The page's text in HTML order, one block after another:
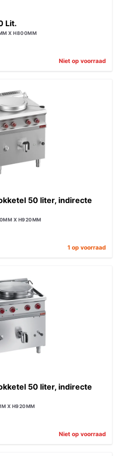
Lit.
X H800MM
Niet op voorraad
50 liter, indirecte
X H920MM
1 op voorraad
50 liter, indirecte
X H920MM
Niet op voorraad